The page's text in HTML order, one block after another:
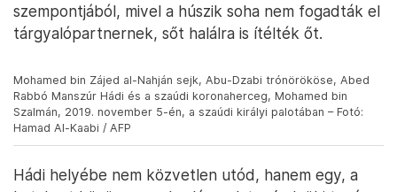
szempontjából, mivel a húszik soha nem fogadták el
tárgyalópartnernek, sőt halálra is ítélték őt.